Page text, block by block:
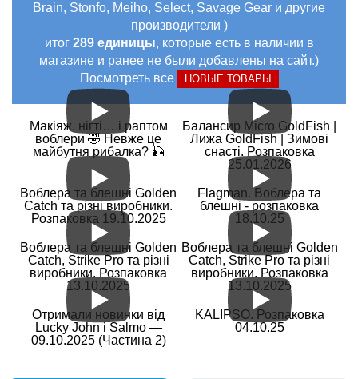
Brain, Stonfo, Meiho, Select, Savage Gear и другие
производители )
итог 289 единицы, которые есть в наличии в
магазине и ранее не были добавлены на сайт.)
Посмотреть все
НОВЫЕ ТОВАРЫ
Макіяж, нігті… і раптом
воблери 🤣 Невже це
майбутня рибалка? 🎣
Балансир Micro GoldFish |
Лижа GoldFish | Зимові
снасті. Розпаковка
25.01.2026
Воблера та блешні Golden
Catch та різні виробники.
Розпаковка 19.10.2025
Flagman. Воблера та
блешні - розпаковка
18.10.25
Воблера та блешні Golden
Catch, Strike Pro та різні
виробники. Розпаковка
13.10.2025
Воблера та блешні Golden
Catch, Strike Pro та різні
виробники. Розпаковка
13.10.2025
Отримали новинки від
Lucky John і Salmo —
09.10.2025 (Частина 2)
KALIPSO. Розпаковка
04.10.25